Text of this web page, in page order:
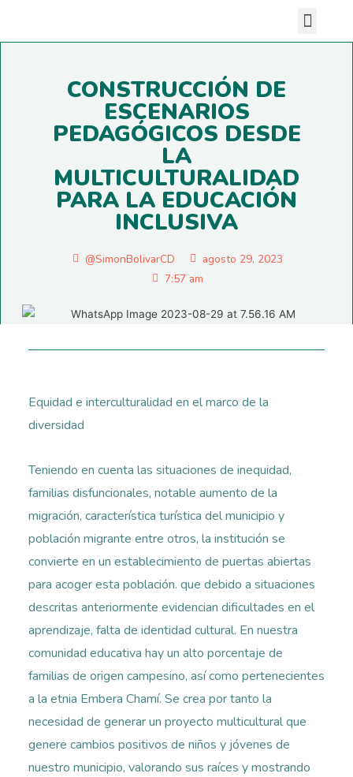
CONSTRUCCIÓN DE
ESCENARIOS
PEDAGÓGICOS DESDE
LA
MULTICULTURALIDAD
PARA LA EDUCACIÓN
INCLUSIVA
@SimonBolivarCD
agosto 29, 2023
7:57 am
Equidad e interculturalidad en el marco de la
diversidad
Teniendo en cuenta las situaciones de inequidad,
familias disfuncionales, notable aumento de la
migración, característica turística del municipio y
población migrante entre otros, la institución se
convierte en un establecimiento de puertas abiertas
para acoger esta población. que debido a situaciones
descritas anteriormente evidencian dificultades en el
aprendizaje, falta de identidad cultural. En nuestra
comunidad educativa hay un alto porcentaje de
familias de origen campesino, así como pertenecientes
a la etnia Embera Chamí. Se crea por tanto la
necesidad de generar un proyecto multicultural que
genere cambios positivos de niños y jóvenes de
nuestro municipio, valorando sus raíces y mostrando